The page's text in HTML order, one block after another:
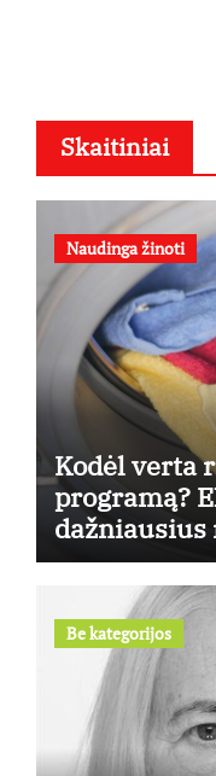
Skaitiniai
Naudinga žinoti
Kodėl verta
programą?
Be kategorijos